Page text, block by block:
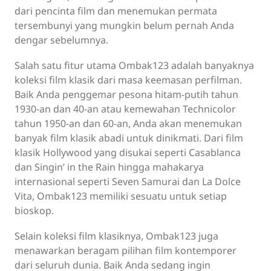
dari pencinta film dan menemukan permata
tersembunyi yang mungkin belum pernah Anda
dengar sebelumnya.
Salah satu fitur utama Ombak123 adalah banyaknya
koleksi film klasik dari masa keemasan perfilman.
Baik Anda penggemar pesona hitam-putih tahun
1930-an dan 40-an atau kemewahan Technicolor
tahun 1950-an dan 60-an, Anda akan menemukan
banyak film klasik abadi untuk dinikmati. Dari film
klasik Hollywood yang disukai seperti Casablanca
dan Singin’ in the Rain hingga mahakarya
internasional seperti Seven Samurai dan La Dolce
Vita, Ombak123 memiliki sesuatu untuk setiap
bioskop.
Selain koleksi film klasiknya, Ombak123 juga
menawarkan beragam pilihan film kontemporer
dari seluruh dunia. Baik Anda sedang ingin